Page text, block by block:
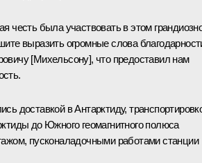
честь была участвовать в этом
выразить огромные слова
[Михельсону], что предоставил нам
доставкой в Антарктиду,
до Южного геомагнитного полюса
пусконаладочными работами станции